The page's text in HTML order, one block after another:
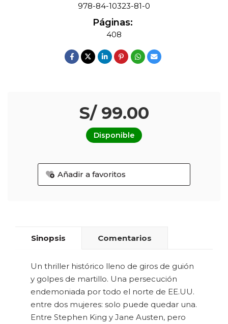
978-84-10323-81-0
Páginas:
408
S/ 99.00
Disponible
Añadir a favoritos
Sinopsis Comentarios
Un thriller histórico lleno de giros de guión
y golpes de martillo. Una persecución
endemoniada por todo el norte de EE.UU.
entre dos mujeres: solo puede quedar una.
Entre Stephen King y Jane Austen, pero